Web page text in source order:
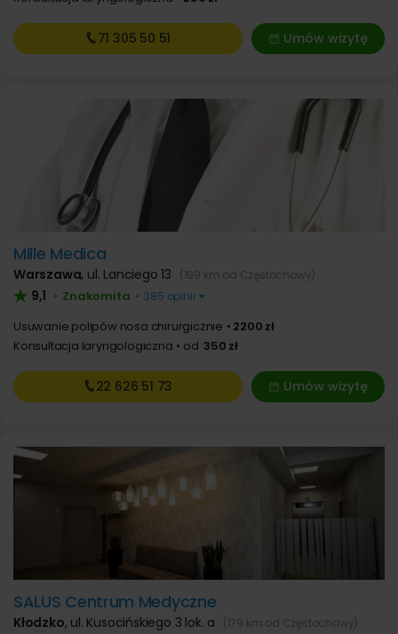
Umów wizytę
71 305 50 51
Mille Medica
Warszawa, ul. Lanciego 13 (199 km od Częstochowy)
9,1 • Znakomita • 385 opinii
Usuwanie polipów nosa chirurgicznie
2200 zł
Konsultacja laryngologiczna
od 350 zł
Umów wizytę
22 626 51 73
SALUS Centrum Medyczne
Kłodzko, ul. Kusocińskiego 3 lok. a (179 km od Częstochowy)